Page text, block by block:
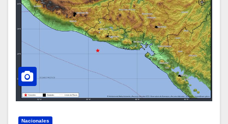
Nacionales